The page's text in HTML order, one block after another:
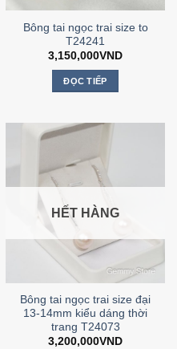
Bông tai ngọc trai size to
T24241
3,150,000VND
ĐỌC TIẾP
HẾT HÀNG
Bông tai ngọc trai size đại
13-14mm kiểu dáng thời
trang T24073
3,200,000VND